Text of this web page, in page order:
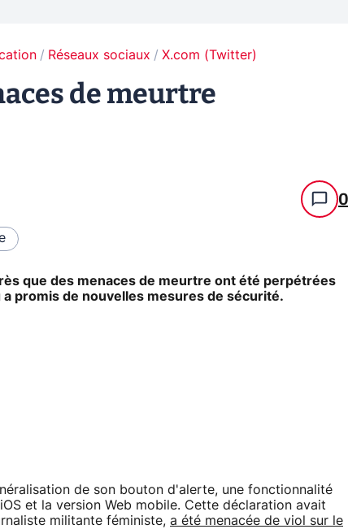
Réseaux sociaux X.com (Twitter)
de meurtre
0
que des menaces de meurtre ont été perpétrées
promis de nouvelles mesures de sécurité.
de son bouton d'alerte, une fonctionnalité
et la version Web mobile. Cette déclaration avait
militante féministe, a été menacée de viol sur le